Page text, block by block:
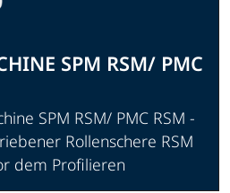
SPM RSM/ PMC
SPM RSM/ PMC RSM -
Rollenschere RSM
dem Profilieren